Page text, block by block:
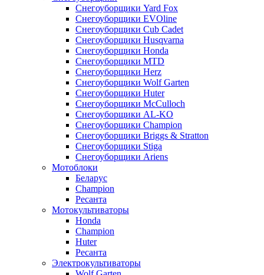
Снегоуборщики Yard Fox
Снегоуборщики EVOline
Снегоуборщики Cub Cadet
Снегоуборщики Husqvarna
Снегоуборщики Honda
Снегоуборщики MTD
Снегоуборщики Herz
Снегоуборщики Wolf Garten
Снегоуборщики Huter
Снегоуборщики McCulloch
Снегоуборщики AL-KO
Снегоуборщики Champion
Снегоуборщики Briggs & Stratton
Снегоуборщики Stiga
Снегоуборщики Ariens
Мотоблоки
Беларус
Champion
Ресанта
Мотокультиваторы
Honda
Champion
Huter
Ресанта
Электрокультиваторы